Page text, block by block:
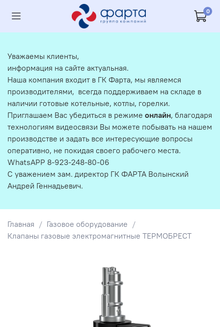
0
Главная
Газовое оборудование
Клапаны газовые электромагнитные ТЕРМОБРЕСТ
Уважаемы клиенты,
информация на сайте актуальная.
Наша компания входит в ГК Фарта, мы являемся
производителями, всегда поддерживаем на складе в
наличии готовые котельные, котлы, горелки.
Приглашаем Вас убедиться в режиме онлайн, благодаря
технологиям видеосвязи Вы можете побывать на нашем
производстве и задать все интересующие вопросы
оперативно, не покидая своего рабочего места.
WhatsAPP 8-923-248-80-06
С уважением зам. директор ГК ФАРТА Волынский
Андрей Геннадьевич.